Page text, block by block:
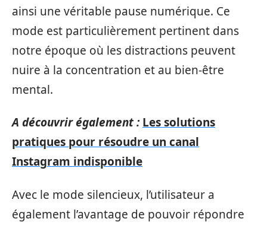
ainsi une véritable pause numérique. Ce
mode est particulièrement pertinent dans
notre époque où les distractions peuvent
nuire à la concentration et au bien-être
mental.
A découvrir également : Les solutions
pratiques pour résoudre un canal
Instagram indisponible
Avec le mode silencieux, l’utilisateur a
également l’avantage de pouvoir répondre